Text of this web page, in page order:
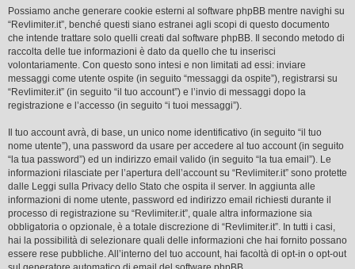
Possiamo anche generare cookie esterni al software phpBB mentre navighi su
“Revlimiter.it”, benché questi siano estranei agli scopi di questo documento
che intende trattare solo quelli creati dal software phpBB. Il secondo metodo di
raccolta delle tue informazioni è dato da quello che tu inserisci
volontariamente. Con questo sono intesi e non limitati ad essi: inviare
messaggi come utente ospite (in seguito “messaggi da ospite”), registrarsi su
“Revlimiter.it” (in seguito “il tuo account”) e l’invio di messaggi dopo la
registrazione e l’accesso (in seguito “i tuoi messaggi”).
Il tuo account avrà, di base, un unico nome identificativo (in seguito “il tuo
nome utente”), una password da usare per accedere al tuo account (in seguito
“la tua password”) ed un indirizzo email valido (in seguito “la tua email”). Le
informazioni rilasciate per l’apertura dell’account su “Revlimiter.it” sono protette
dalle Leggi sulla Privacy dello Stato che ospita il server. In aggiunta alle
informazioni di nome utente, password ed indirizzo email richiesti durante il
processo di registrazione su “Revlimiter.it”, quale altra informazione sia
obbligatoria o opzionale, è a totale discrezione di “Revlimiter.it”. In tutti i casi,
hai la possibilità di selezionare quali delle informazioni che hai fornito possano
essere rese pubbliche. All’interno del tuo account, hai facoltà di opt-in o opt-out